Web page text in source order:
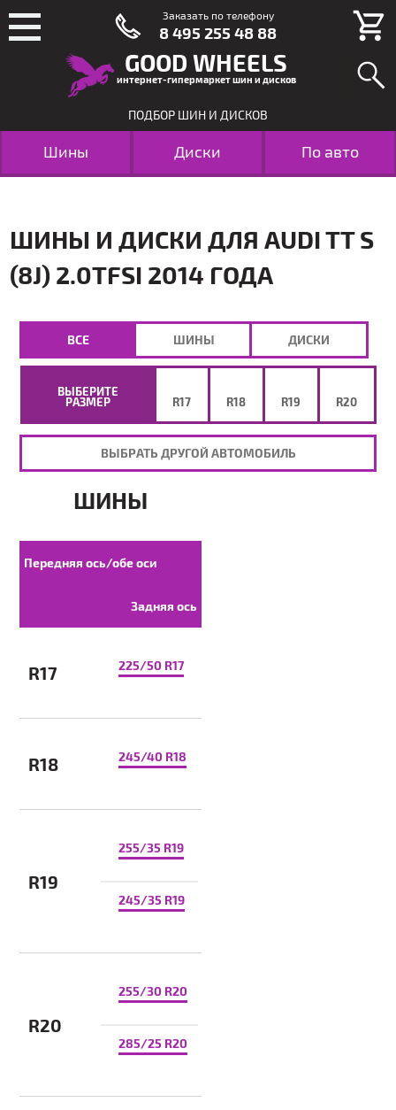
GOOD WHEELS
интернет-гипермаркет шин и дисков
ПОДБОР ШИН И ДИСКОВ
Шины Диски По авто
ШИНЫ И ДИСКИ ДЛЯ AUDI TT S
(8J) 2.0TFSI 2014 ГОДА
ВЫБЕРИТЕ
РАЗМЕР
R17 R18 R19 R20
ВЫБРАТЬ ДРУГОЙ АВТОМОБИЛЬ
ВСЕ ШИНЫ ДИСКИ
ШИНЫ
Передняя ось/обе оси
Задняя ось
R17 225/50 R17
R18 245/40 R18
R19
255/35 R19
245/35 R19
R20
255/30 R20
285/25 R20
Заказать по телефону
8 495 255 48 88